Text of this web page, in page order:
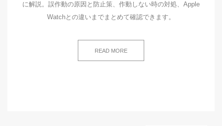
に解説。誤作動の原因と防止策、作動しない時の対処、Apple
Watchとの違いまでまとめて確認できます。
READ MORE